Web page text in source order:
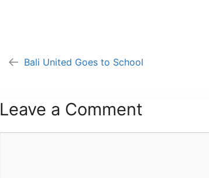
Bali United Goes to School
Leave a Comment